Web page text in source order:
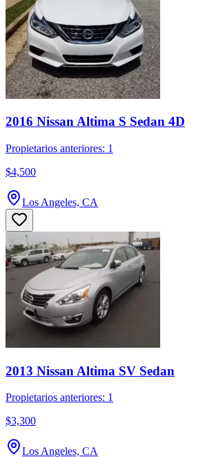
2016 Nissan Altima S Sedan 4D
Propietarios anteriores: 1
$4,500
Los Angeles, CA
2013 Nissan Altima SV Sedan
Propietarios anteriores: 1
$3,300
Los Angeles, CA